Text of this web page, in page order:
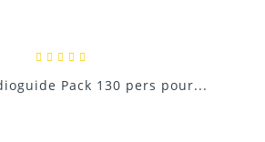
Pack 130 pers pour...